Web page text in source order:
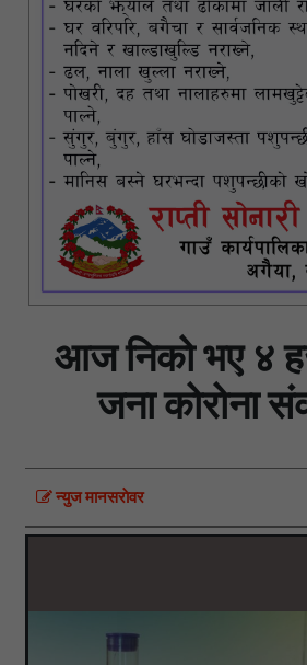
आज निको भए ४
जना कोरोना
न्युज मानसराेवर